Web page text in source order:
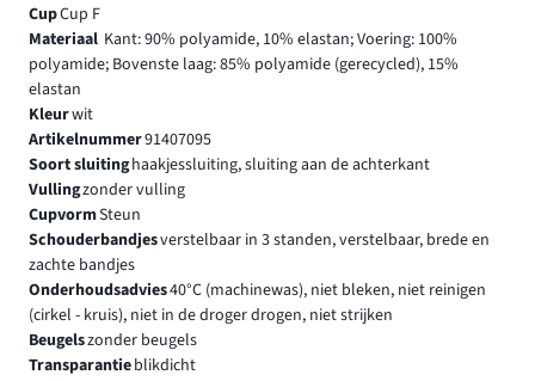
CupCup F
Materiaal Kant: 90% polyamide, 10% elastan; Voering: 100%
polyamide; Bovenste laag: 85% polyamide (gerecycled), 15%
elastan
Kleurwit
Artikelnummer91407095
Soort sluitinghaakjessluiting, sluiting aan de achterkant
Vullingzonder vulling
CupvormSteun
Schouderbandjesverstelbaar in 3 standen, verstelbaar, brede en
zachte bandjes
Onderhoudsadvies40°C (machinewas), niet bleken, niet reinigen
(cirkel - kruis), niet in de droger drogen, niet strijken
Beugelszonder beugels
Transparantieblikdicht